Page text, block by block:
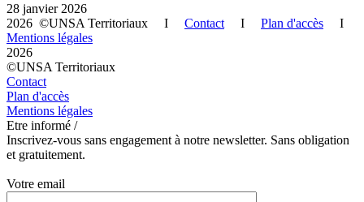
28 janvier 2026
2026 ©UNSA Territoriaux I Contact I Plan d'accès I
Mentions légales
2026
©UNSA Territoriaux
Contact
Plan d'accès
Mentions légales
Etre informé /
Inscrivez-vous sans engagement à notre newsletter. Sans obligation
et gratuitement.
Votre email